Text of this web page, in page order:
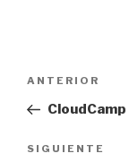
entradas
Entrada
anterior:
ANTERIOR
Siguiente
SIGUIENTE